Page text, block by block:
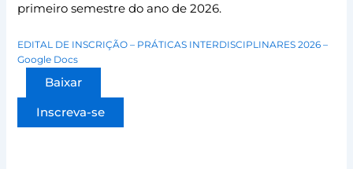
primeiro semestre do ano de 2026.
EDITAL DE INSCRIÇÃO – PRÁTICAS INTERDISCIPLINARES 2026 –
Google Docs
Baixar
Inscreva-se